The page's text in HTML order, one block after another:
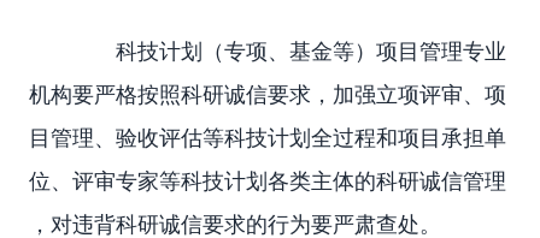
科技计划（专项、基金等）项目管理专业
机构要严格按照科研诚信要求，加强立项评审、项
目管理、验收评估等科技计划全过程和项目承担单
位、评审专家等科技计划各类主体的科研诚信管理
，对违背科研诚信要求的行为要严肃查处。